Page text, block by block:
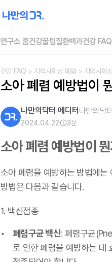
연구소 홈건강꿀팁질환백과건강 FAQ
건강 FAQ > 지역사회성 폐렴 > 지역사회
소아 폐렴 예방법이
나만의닥터 에디터 나만의닥터
2024.04.22 3분
소아 폐렴 예방법이
소아 폐렴을 예방하는 방법에
방법은 다음과 같습니다.
1. 백신접종
폐렴구균 백신: 폐렴구균
로 인한 폐렴을 예방하는 데